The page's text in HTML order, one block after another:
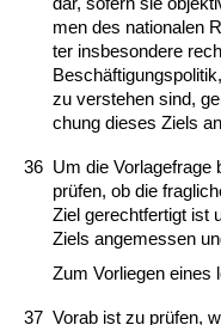
men des na­tio­na­len
ter ins­be­son­de­re
zu ver­ste­hen sind,
chung die­ses Ziels
36 Um die Vor­la­ge­fra­ge
prüfen, ob die
Ziel ge­recht­fer­tigt ist
Ziels an­ge­mes­sen
Zum Vor­lie­gen ei­nes
37 Vor­ab ist zu prüfen,